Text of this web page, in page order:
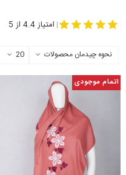
| امتیاز 4.4 از 5
نحوه چیدمان محصولات 20
اتمام موجودی